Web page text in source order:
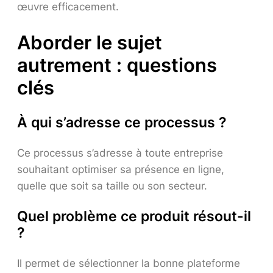
œuvre efficacement.
Aborder le sujet
autrement : questions
clés
À qui s’adresse ce processus ?
Ce processus s’adresse à toute entreprise
souhaitant optimiser sa présence en ligne,
quelle que soit sa taille ou son secteur.
Quel problème ce produit résout-il
?
Il permet de sélectionner la bonne plateforme